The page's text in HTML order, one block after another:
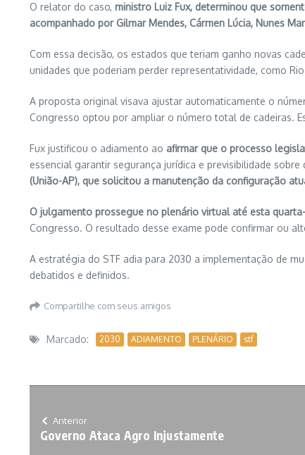
O relator do caso, ministro Luiz Fux, determinou que
acompanhado por Gilmar Mendes, Cármen Lúcia, Nunes
Com essa decisão, os estados que teriam ganho novas
unidades que poderiam perder representatividade, como
A proposta original visava ajustar automaticamente o
Congresso optou por ampliar o número total de cadeiras.
Fux justificou o adiamento ao afirmar que o processo
essencial garantir segurança jurídica e previsibilidade
(União-AP), que solicitou a manutenção da configuração
O julgamento prossegue no plenário virtual até esta quarta-
Congresso. O resultado desse exame pode confirmar ou
A estratégia do STF adia para 2030 a implementação de
debatidos e definidos.
Compartilhe com seus amigos
Marcado: 2030 ADIAMENTO PLENÁRIO stf
Anterior
Governo Ataca Agro Injustamente